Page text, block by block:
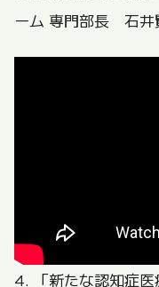
ーム 専門部長 石井
4. 「新たな認知症